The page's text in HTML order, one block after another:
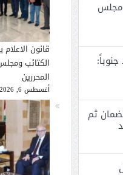
قانون
الكتائب
المحررين
أغسطس 6, 2026
ثم